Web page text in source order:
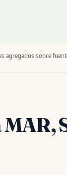
agregados sobre